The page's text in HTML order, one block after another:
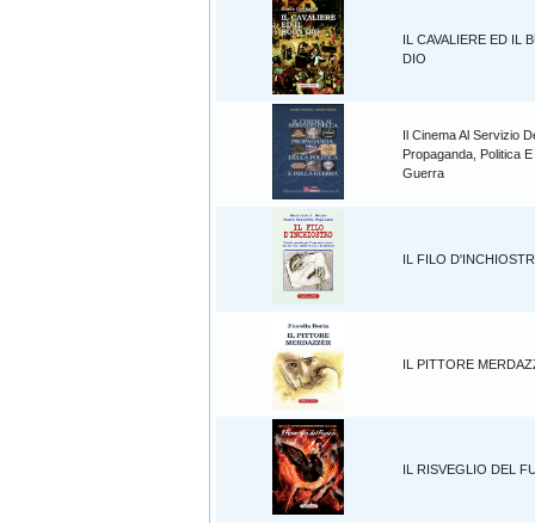
IL CAVALIERE ED IL
DIO
Il Cinema Al Servizio
Propaganda, Politica
Guerra
IL FILO
IL PITTORE
IL RISVEGLIO DEL